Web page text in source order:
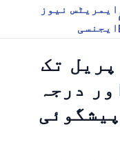
ایمریٹس نیوز
ایجنسی
سی ایم نے 10 اپریل تک
درجہ